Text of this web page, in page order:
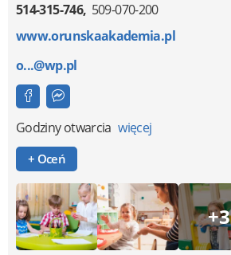
514-315-746 509-070-200
www.orunskaakademia.pl
o...@wp.pl
Godziny otwarcia więcej
+ Oceń
+3